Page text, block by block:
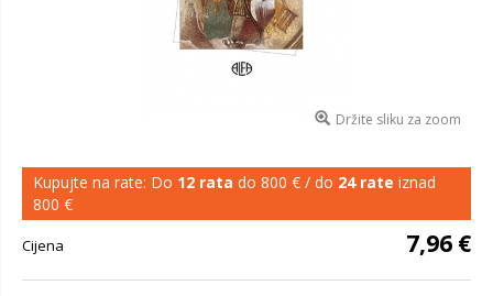
Držite sliku za zoom
Kupujte na rate: Do 12 rata do 800 € / do 24 rate iznad
800 €
Cijena 7,96 €